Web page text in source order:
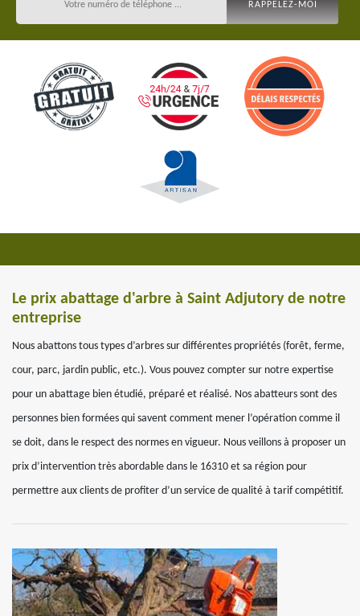
Le prix abattage d'arbre à Saint Adjutory de notre
entreprise
Nous abattons tous types d’arbres sur différentes propriétés (forêt, ferme,
cour, parc, jardin public, etc.). Vous pouvez compter sur notre expertise
pour un abattage bien étudié, préparé et réalisé. Nos abatteurs sont des
personnes bien formées qui savent comment mener l’opération comme il
se doit, dans le respect des normes en vigueur. Nous veillons à proposer un
prix d’intervention très abordable dans le 16310 et sa région pour
permettre aux clients de profiter d’un service de qualité à tarif compétitif.